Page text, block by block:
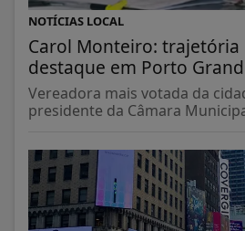
NOTÍCIAS LOCAL
Carol Monteiro:
destaque em Porto
Vereadora mais votada da
presidente da Câmara